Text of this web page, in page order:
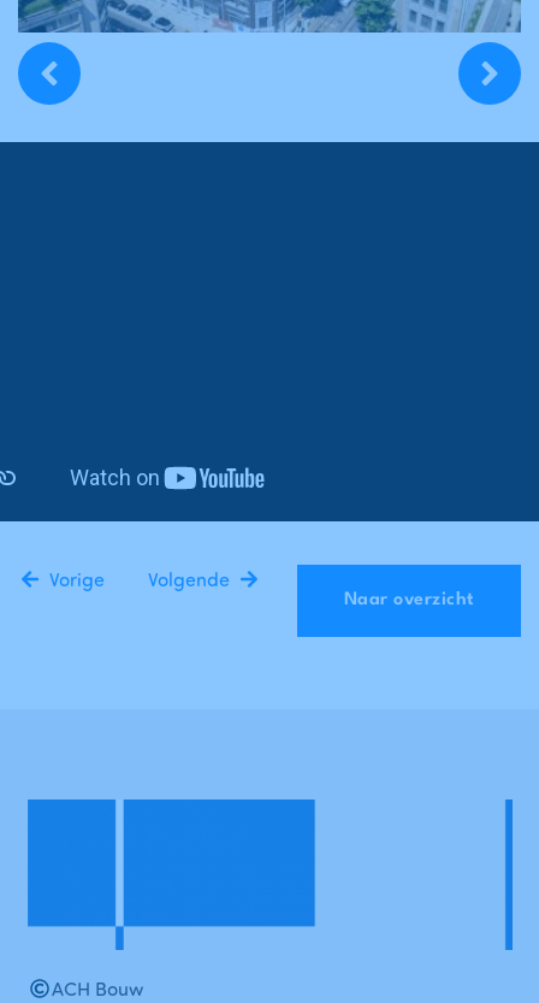
Vorige
Naar overzicht
Volgende
ACH Bouw